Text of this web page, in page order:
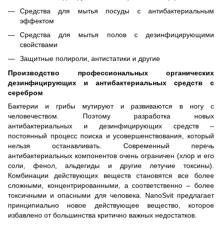
Средства для мытья посуды с антибактериальным
эффектом
Средства для мытья полов с дезинфицирующими
свойствами
Защитные полироли, антистатики и другие
Производство профессиональных органических
дезинфицирующих и антибактериальных средств с
серебром
Бактерии и грибы мутируют и развиваются в ногу с
человечеством. Поэтому разработка новых
антибактериальных и дезинфицирующих средств –
постоянный процесс поиска и усовершенствования, который
нельзя останавливать. Современный перечь
антибактериальных компонентов очень ограничен (хлор и его
соли, фенол, альдегиды и другие летучие токсины).
Комбинации действующих веществ становятся все более
сложными, концентрированными, а соответственно – более
токсичными и опасными для человека. NanoSvit предлагает
принципиально новое действующее вещество, которое
избавлено от большинства критично важных недостатков.